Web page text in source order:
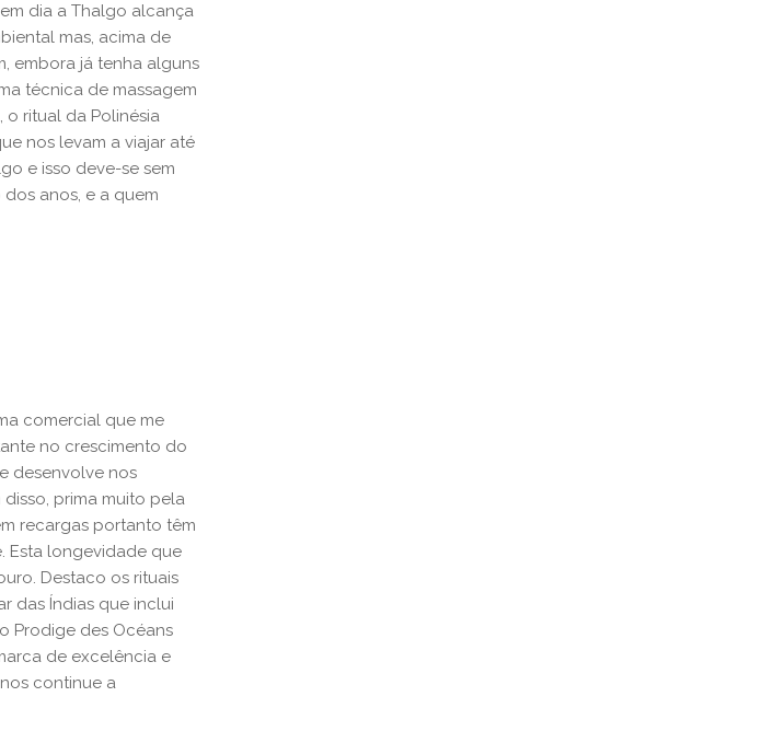
dia a Thalgo alcança
mas, acima de
embora já tenha alguns
técnica de massagem
ritual da Polinésia
nos levam a viajar até
e isso deve-se sem
anos, e a quem
comercial que me
no crescimento do
desenvolve nos
prima muito pela
recargas portanto têm
Esta longevidade que
Destaco os rituais
das Índias que inclui
Prodige des Océans
de excelência e
continue a